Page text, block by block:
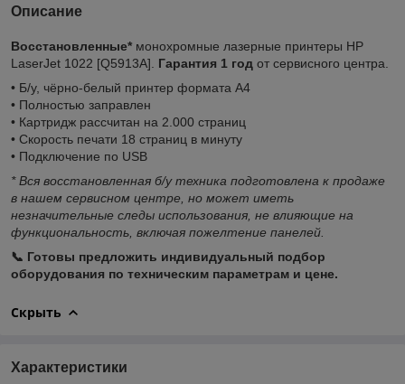
Описание
Восстановленные* монохромные лазерные принтеры HP
LaserJet 1022 [Q5913A]. Гарантия 1 год от сервисного центра.
• Б/у, чёрно-белый принтер формата А4
• Полностью заправлен
• Картридж рассчитан на 2.000 страниц
• Скорость печати 18 страниц в минуту
• Подключение по USB
* Вся восстановленная б/у техника подготовлена к продаже
в нашем сервисном центре, но может иметь
незначительные следы использования, не влияющие на
функциональность, включая пожелтение панелей.
📞 Готовы предложить индивидуальный подбор
оборудования по техническим параметрам и цене.
Скрыть
Характеристики